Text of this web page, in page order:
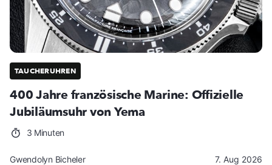
TAUCHERUHREN
400 Jahre französische Marine: Offizielle
Jubiläumsuhr von Yema
3 Minuten
Gwendolyn Bicheler 7. Aug 2026